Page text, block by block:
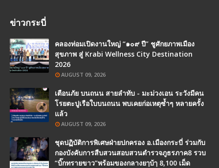
ข่าวกระบี่
คลองท่อมเปิดงานใหญ่ “๑๐๙ ปี” ชูศักยภาพเมือง
สุขภาพ สู่ Krabi Wellness City Destination
2026
AUGUST 09, 2026
เตือนภัย บนถนน สายลำทับ - มะม่วงเอน ระวังมีคน
โรยตะปูเรือใบบนถนน พบเคยก่อเหตุซ้ำๆ หลายครั้ง
แล้ว
AUGUST 09, 2026
ชุดปฏิบัติการพิเศษฝ่ายปกครอง อ.เมืองกระบี่ ร่วมกับ
กองบังคับการสืบสวนสอบสวนตำรวจภูธรภาค8 รวบ
“บิ๊กทรายขาว”พร้อมของกลางยๅบ้ๅ 8,100 เม็ด